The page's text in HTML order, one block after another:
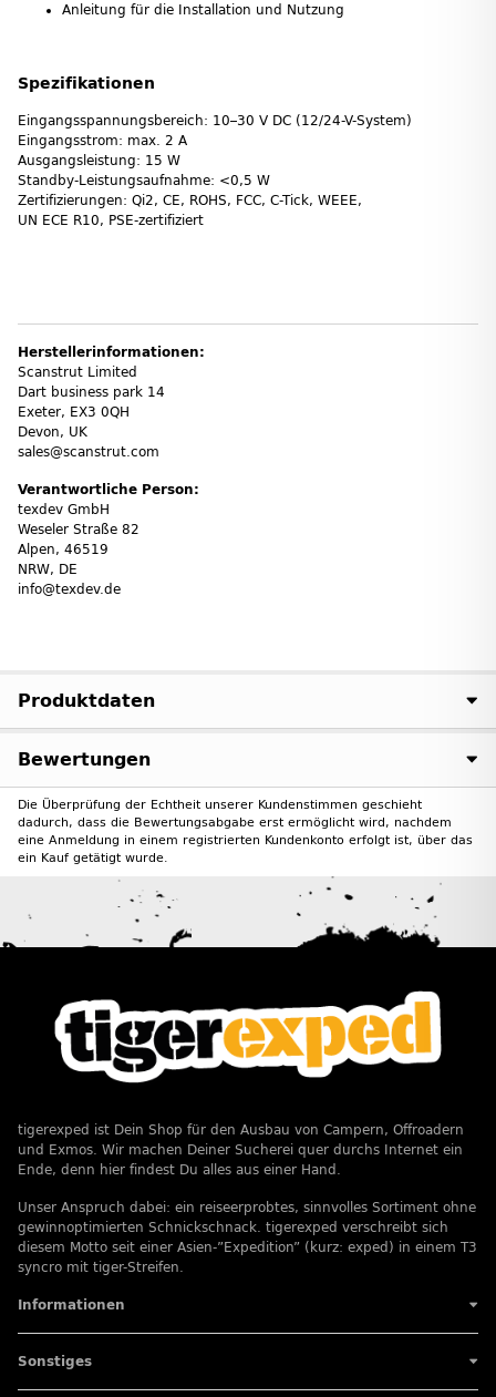
Anleitung für die Installation und Nutzung
Spezifikationen
Eingangsspannungsbereich: 10–30 V DC (12/24-V-System)
Eingangsstrom: max. 2 A
Ausgangsleistung: 15 W
Standby-Leistungsaufnahme: <0,5 W
Zertifizierungen: Qi2, CE, ROHS, FCC, C-Tick, WEEE,
UN ECE R10, PSE-zertifiziert
Herstellerinformationen:
Scanstrut Limited
Dart business park 14
Exeter, EX3 0QH
Devon, UK
sales@scanstrut.com
Verantwortliche Person:
texdev GmbH
Weseler Straße 82
Alpen, 46519
NRW, DE
info@texdev.de
Produktdaten
Bewertungen
Die Überprüfung der Echtheit unserer Kundenstimmen geschieht
dadurch, dass die Bewertungsabgabe erst ermöglicht wird, nachdem
eine Anmeldung in einem registrierten Kundenkonto erfolgt ist, über das
ein Kauf getätigt wurde.
tigerexped ist Dein Shop für den Ausbau von Campern, Offroadern
und Exmos. Wir machen Deiner Sucherei quer durchs Internet ein
Ende, denn hier findest Du alles aus einer Hand.
Unser Anspruch dabei: ein reiseerprobtes, sinnvolles Sortiment ohne
gewinnoptimierten Schnickschnack. tigerexped verschreibt sich
diesem Motto seit einer Asien-”Expedition” (kurz: exped) in einem T3
syncro mit tiger-Streifen.
Informationen
Sonstiges